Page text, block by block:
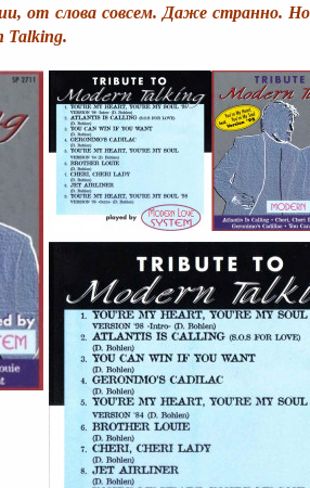
от слова совсем. Даже странно.
Talking.